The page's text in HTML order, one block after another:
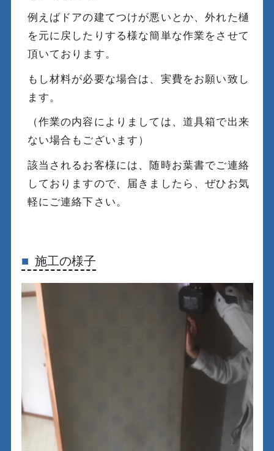
例えばドアの建てつけが悪いとか、外れた樋
を元に戻したりする様な簡単な作業をさせて
頂いております。
もし材料が必要な場合は、実費をお願い致し
ます。
（作業の内容によりましては、道具箱で出来
ない場合もございます）
該当されるお客様には、随時お葉書でご連絡
しておりますので、届きましたら、ぜひお気
軽にご連絡下さい。
施工の様子